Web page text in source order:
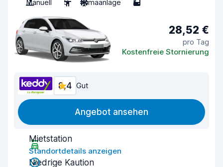
Manuell 5 Klimaanlage 5
28,52 €
pro Tag
Kostenfreie Stornierung
8,4 Gut
Angebot ansehen
Mietstation
Standortdetails anzeigen
Niedrige Kaution